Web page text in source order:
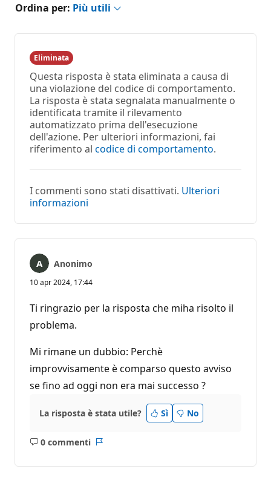
Ordina per: Più utili
Eliminata
Questa risposta è stata eliminata a causa di
una violazione del codice di comportamento.
La risposta è stata segnalata manualmente o
identificata tramite il rilevamento
automatizzato prima dell'esecuzione
dell'azione. Per ulteriori informazioni, fai
riferimento al codice di comportamento.
I commenti sono stati disattivati. Ulteriori
informazioni
Anonimo
10 apr 2024, 17:44
Ti ringrazio per la risposta che miha risolto il
problema.
Mi rimane un dubbio: Perchè
improvvisamente è comparso questo avviso
se fino ad oggi non era mai successo ?
La risposta è stata utile? Sì No
0 commenti
Nessun